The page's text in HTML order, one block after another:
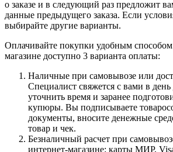
о заказе и в следующий раз предложит
данные предыдущего заказа. Если
выбирайте другие варианты.
Оплачивайте покупки удобным
магазине доступно 3 варианта оплаты:
Наличные при самовывозе или
Специалист свяжется с вами в
уточнить время и заранее
купюры. Вы подписываете
документы, вносите денежные
товар и чек.
Безналичный расчет при
интернет-магазине: карты МИР,